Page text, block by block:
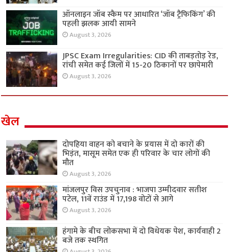
ऑनलाइन जॉब स्कैम पर आधारित ‘जॉब ट्रैफिकिंग’ की
पहली झलक आयी सामने
August 3, 2026
JPSC Exam Irregularities: CID की ताबड़तोड़ रेड,
रांची समेत कई जिलों में 15-20 ठिकानों पर छापेमारी
August 3, 2026
खेल
दोपहिया वाहन को बचाने के प्रयास में दो कारों की
भिड़ंत, मासूम समेत एक ही परिवार के चार लोगों की
मौत
August 3, 2026
मांजलपुर विस उपचुनाव : भाजपा उम्मीदवार सतीश
पटेल, 11वें राउंड में 17,198 वोटों से आगे
August 3, 2026
हंगामे के बीच लोकसभा में दो विधेयक पेश, कार्यवाही 2
बजे तक स्थगित